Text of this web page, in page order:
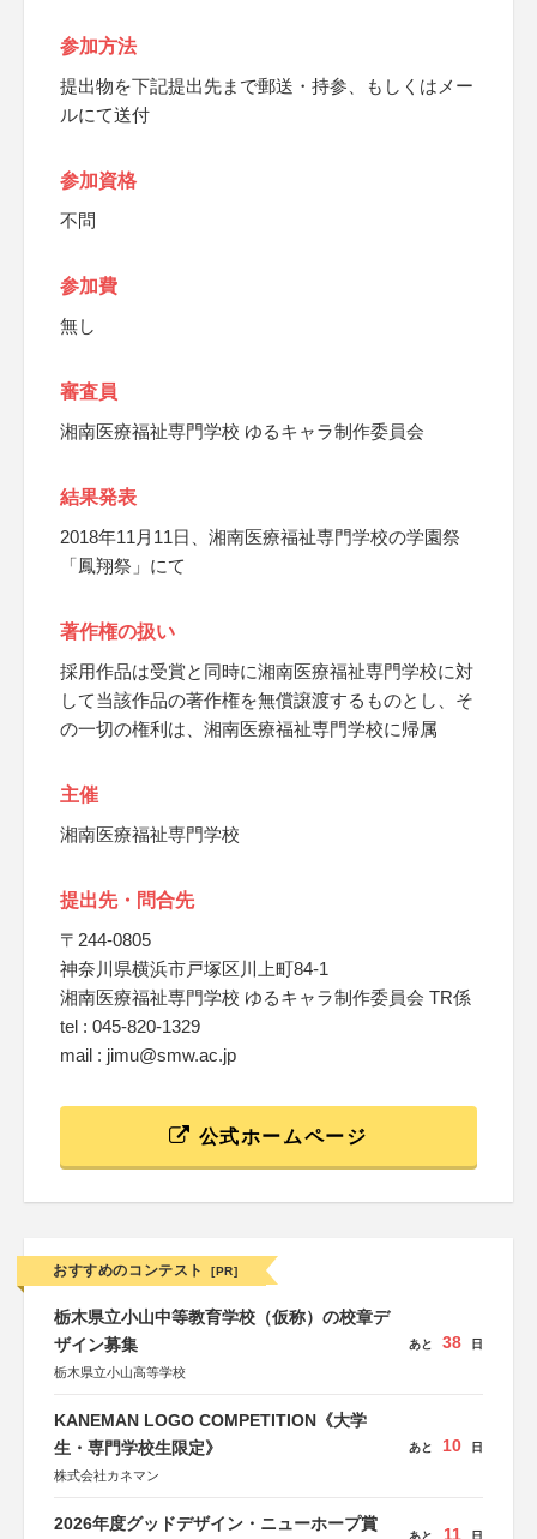
参加方法
提出物を下記提出先まで郵送・持参、もしくはメー
ルにて送付
参加資格
不問
参加費
無し
審査員
湘南医療福祉専門学校 ゆるキャラ制作委員会
結果発表
2018年11月11日、湘南医療福祉専門学校の学園祭
「鳳翔祭」にて
著作権の扱い
採用作品は受賞と同時に湘南医療福祉専門学校に対
して当該作品の著作権を無償譲渡するものとし、そ
の一切の権利は、湘南医療福祉専門学校に帰属
主催
湘南医療福祉専門学校
提出先・問合先
〒244-0805
神奈川県横浜市戸塚区川上町84-1
湘南医療福祉専門学校 ゆるキャラ制作委員会 TR係
tel : 045-820-1329
mail : jimu@smw.ac.jp
公式ホームページ
おすすめのコンテスト [PR]
栃木県立小山中等教育学校（仮称）の校章デ
ザイン募集
栃木県立小山高等学校
あと 38 日
KANEMAN LOGO COMPETITION《大学
生・専門学校生限定》
株式会社カネマン
あと 10 日
2026年度グッドデザイン・ニューホープ賞
あと 11 日